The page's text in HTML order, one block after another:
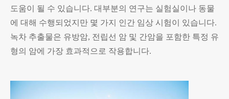
도움이 될 수 있습니다. 대부분의 연구는 실험실이나 동물
에 대해 수행되었지만 몇 가지 인간 임상 시험이 있습니다.
녹차 추출물은 유방암, 전립선 암 및 간암을 포함한 특정 유
형의 암에 가장 효과적으로 작용합니다.